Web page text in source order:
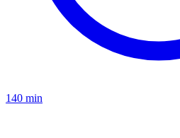
140 min